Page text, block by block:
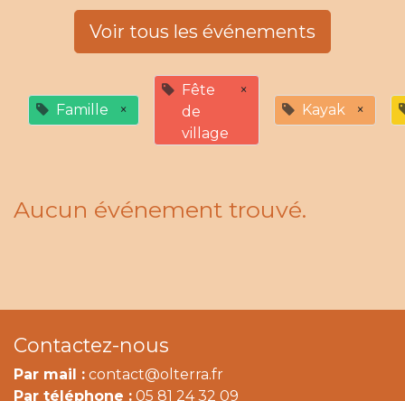
Voir tous les événements
Famille ×
Fête
de
village
×
Kayak
×
Aucun événement trouvé.
Contactez-nous
Par mail : contact@olterra.fr
Par téléphone : 05 81 24 32 09